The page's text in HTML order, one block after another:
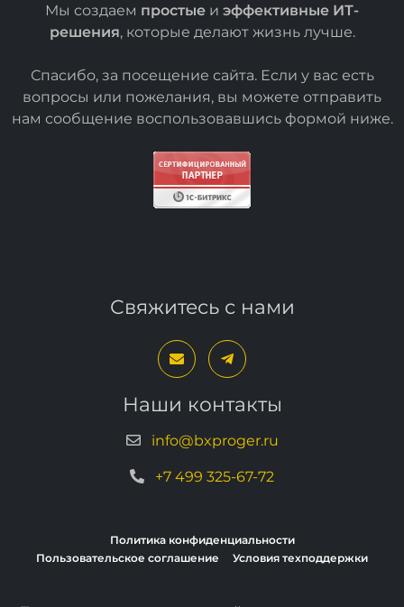
Мы создаем простые и эффективные ИТ-
решения, которые делают жизнь лучше.
Спасибо, за посещение сайта. Если у вас есть
вопросы или пожелания, вы можете отправить
нам сообщение воспользовавшись формой ниже.
Свяжитесь с нами
Наши контакты
info@bxproger.ru
+7 499 325-67-72
Политика конфиденциальности
Пользовательское соглашение
Условия техподдержки